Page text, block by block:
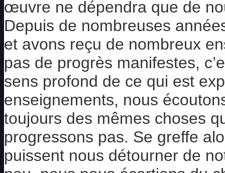
œuvre ne dépendra que de
Depuis de nombreuses
et avons reçu de nombreux
pas de progrès manifestes,
sens profond de ce qui est
enseignements, nous
toujours des mêmes choses
progressons pas. Se greffe
puissent nous détourner de